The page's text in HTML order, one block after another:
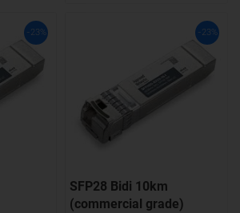
-23% -23%
SFP28 Bidi 10km
(commercial grade)